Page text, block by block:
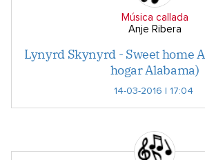
Música callada
Anje Ribera
Lynyrd Skynyrd - Sweet home
hogar Alabama)
14-03-2016 | 17:04